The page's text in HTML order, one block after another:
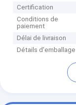
Certification
Conditions de
paiement
Délai de livraison
Détails d'emballage